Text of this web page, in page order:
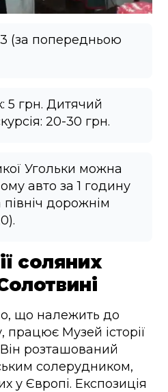
(за попередньою
5 грн. Дитячий
20-30 грн.
Угольки можна
авто за 1 годину
дорожнім
соляних
що належить до
працює Музей історії
розташований
солерудником,
у Європі. Експозиція